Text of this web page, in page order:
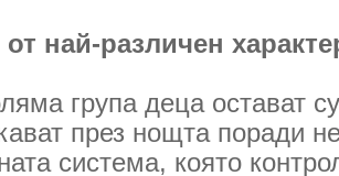
най-различен
група деца остават
през нощта поради
система, която